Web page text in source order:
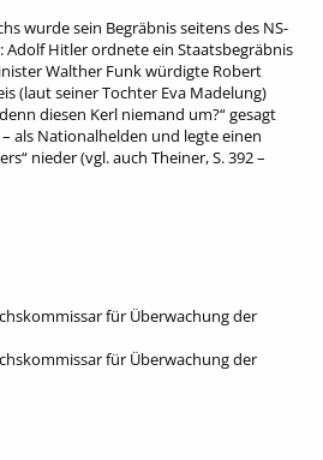
wurde sein Begräbnis seitens des NS-
Adolf Hitler ordnete ein Staatsbegräbnis
Walther Funk würdigte Robert
(laut seiner Tochter Eva Madelung)
diesen Kerl niemand um?“ gesagt
als Nationalhelden und legte einen
nieder (vgl. auch Theiner, S. 392 –
für Überwachung der
für Überwachung der